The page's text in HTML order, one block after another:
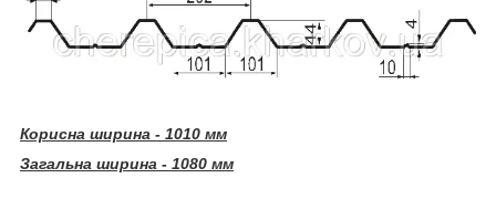
Корисна ширина - 1010 мм
Загальна ширина - 1080 мм